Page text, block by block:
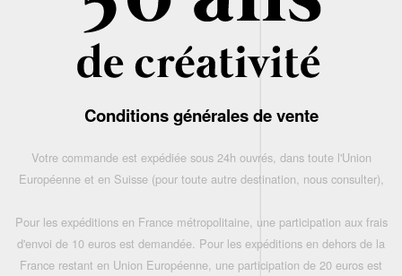
Conditions générales de vente
Votre commande est expédiée sous 24h ouvrés, dans toute l'Union
Européenne et en Suisse (pour toute autre destination, nous consulter),
Pour les expéditions en France métropolitaine, une participation aux frais
d'envoi de 10 euros est demandée. Pour les expéditions en dehors de la
France restant en Union Européenne, une participation de 20 euros est